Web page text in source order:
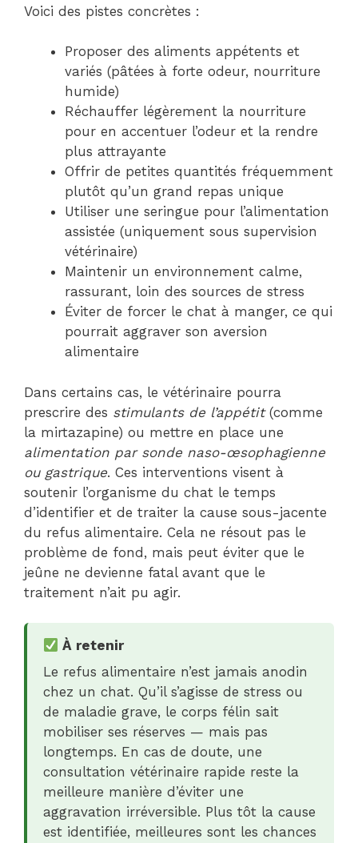
Voici des pistes concrètes :
Proposer des aliments appétents et
variés (pâtées à forte odeur, nourriture
humide)
Réchauffer légèrement la nourriture
pour en accentuer l’odeur et la rendre
plus attrayante
Offrir de petites quantités fréquemment
plutôt qu’un grand repas unique
Utiliser une seringue pour l’alimentation
assistée (uniquement sous supervision
vétérinaire)
Maintenir un environnement calme,
rassurant, loin des sources de stress
Éviter de forcer le chat à manger, ce qui
pourrait aggraver son aversion
alimentaire
Dans certains cas, le vétérinaire pourra
prescrire des stimulants de l’appétit(comme
la mirtazapine) ou mettre en place une
alimentation par sonde naso-œsophagienne
ou gastrique. Ces interventions visent à
soutenir l’organisme du chat le temps
d’identifier et de traiter la cause sous-jacente
du refus alimentaire. Cela ne résout pas le
problème de fond, mais peut éviter que le
jeûne ne devienne fatal avant que le
traitement n’ait pu agir.
À retenir
Le refus alimentaire n’est jamais anodin
chez un chat. Qu’il s’agisse de stress ou
de maladie grave, le corps félin sait
mobiliser ses réserves — mais pas
longtemps. En cas de doute, une
consultation vétérinaire rapide reste la
meilleure manière d’éviter une
aggravation irréversible. Plus tôt la cause
est identifiée, meilleures sont les chances